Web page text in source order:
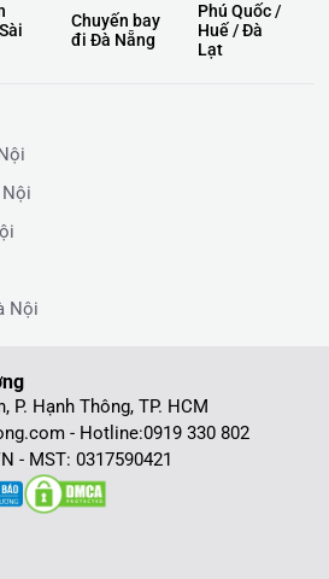
Chuyến bay
đi Đà Nẵng
Phú Quốc /
Huế / Đà
Lạt
Nội
P. Hạnh Thông, TP. HCM
- Hotline:0919 330 802
- MST: 0317590421